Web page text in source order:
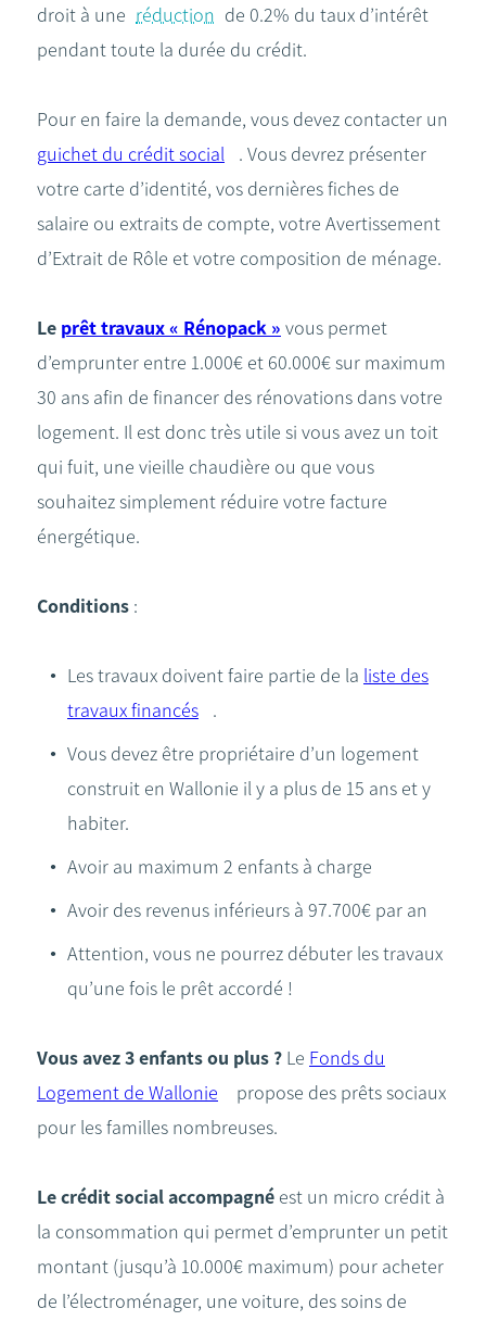
droit à une réduction de 0.2% du taux d’intérêt
pendant toute la durée du crédit.
Pour en faire la demande, vous devez contacter un
guichet du crédit social
. Vous devrez présenter
votre carte d’identité, vos dernières fiches de
salaire ou extraits de compte, votre Avertissement
d’Extrait de Rôle et votre composition de ménage.
Le prêt travaux « Rénopack » vous permet
d’emprunter entre 1.000€ et 60.000€ sur maximum
30 ans afin de financer des rénovations dans votre
logement. Il est donc très utile si vous avez un toit
qui fuit, une vieille chaudière ou que vous
souhaitez simplement réduire votre facture
énergétique.
Conditions :
Les travaux doivent faire partie de la liste des
travaux financés
.
Vous devez être propriétaire d’un logement
construit en Wallonie il y a plus de 15 ans et y
habiter.
Avoir au maximum 2 enfants à charge
Avoir des revenus inférieurs à 97.700€ par an
Attention, vous ne pourrez débuter les travaux
qu’une fois le prêt accordé !
Vous avez 3 enfants ou plus ? Le Fonds du
Logement de Wallonie
propose des prêts sociaux
pour les familles nombreuses.
Le crédit social accompagné est un micro crédit à
la consommation qui permet d’emprunter un petit
montant (jusqu’à 10.000€ maximum) pour acheter
de l’électroménager, une voiture, des soins de